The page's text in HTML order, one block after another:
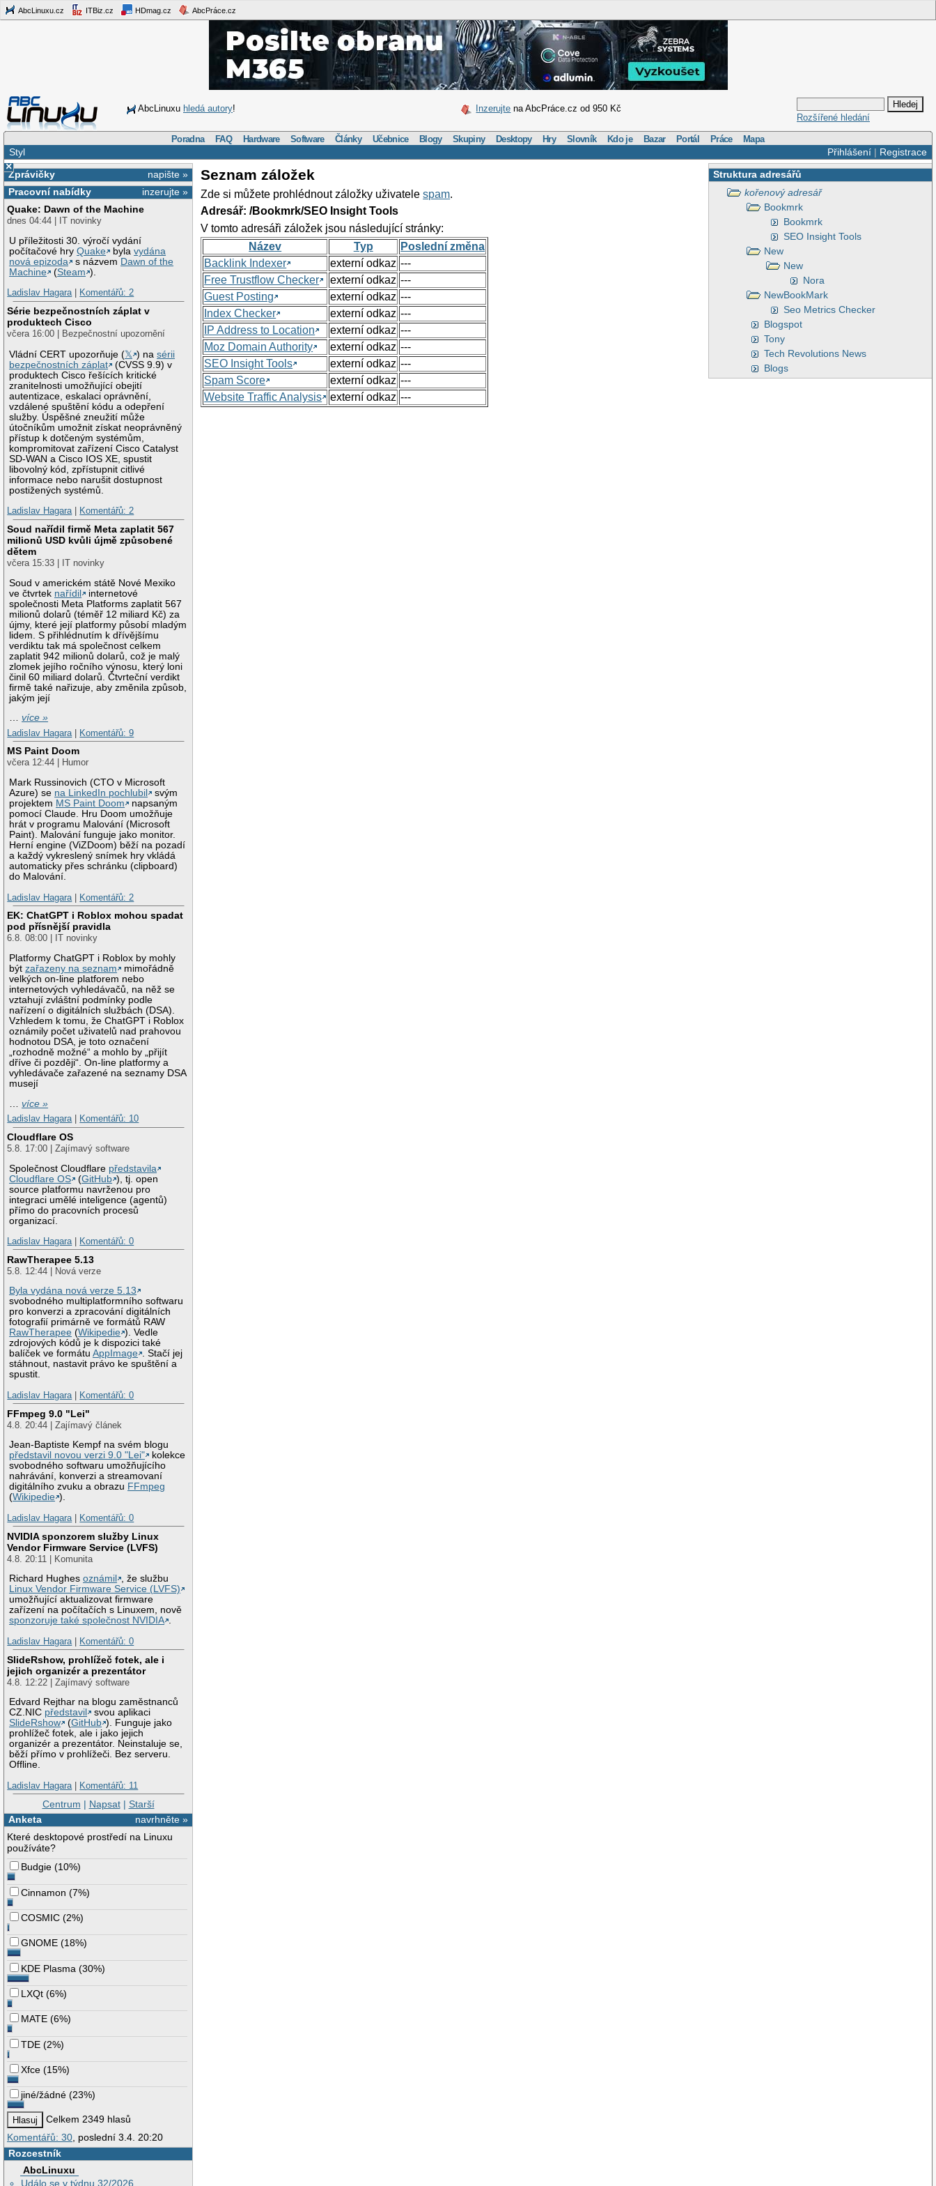
AbcLinuxu.cz ITBiz.cz HDmag.cz AbcPráce.cz
AbcLinuxu hledá autory! Inzerujte na AbcPráce.cz od 950 Kč
Rozšířené hledání
Poradna FAQ Hardware Software Články Učebnice Blogy Skupiny Desktopy Hry Slovník Kdo je Bazar Portál Práce Mapa
Přihlášení| Registrace
Styl
×
napište »
Zprávičky
inzerujte »
Pracovní nabídky
Quake: Dawn of the Machine
dnes 04:44 | IT novinky
U příležitosti 30. výročí vydání
počítačové hryQuake bylavydána
nová epizoda
s názvem Dawn of the
Machine
(Steam ).
Ladislav Hagara| Komentářů: 2
Série bezpečnostních záplat v
produktech Cisco
včera 16:00 | Bezpečnostní upozornění
Vládní CERT upozorňuje (𝕏 ) nasérii
bezpečnostních záplat
(CVSS 9.9) v
produktech Cisco řešících kritické
zranitelnosti umožňující obejití
autentizace, eskalaci oprávnění,
vzdálené spuštění kódu a odepření
služby. Úspěšné zneužití může
útočníkům umožnit získat neoprávněný
přístup k dotčeným systémům,
kompromitovat zařízení Cisco Catalyst
SD-WAN a Cisco IOS XE, spustit
libovolný kód, zpřístupnit citlivé
informace nebo narušit dostupnost
postižených systémů.
Ladislav Hagara| Komentářů: 2
Soud nařídil firmě Meta zaplatit 567
milionů USD kvůli újmě způsobené
dětem
včera 15:33 | IT novinky
Soud v americkém státě Nové Mexiko
ve čtvrtek nařídil
internetové
společnosti Meta Platforms zaplatit 567
milionů dolarů (téměř 12 miliard Kč) za
újmy, které její platformy působí mladým
lidem. S přihlédnutím k dřívějšímu
verdiktu tak má společnost celkem
zaplatit 942 milionů dolarů, což je malý
zlomek jejího ročního výnosu, který loni
činil 60 miliard dolarů. Čtvrteční verdikt
firmě také nařizuje, aby změnila způsob,
jakým její
…více »
Ladislav Hagara
Komentářů: 9
MS Paint Doom
včera 12:44 | Humor
Mark Russinovich (CTO v Microsoft
Azure) se na LinkedIn pochlubil
svým
projektem MS Paint Doom
napsaným
pomocí Claude. Hru Doom umožňuje
hrát v programu Malování (Microsoft
Paint). Malování funguje jako monitor.
Herní engine (ViZDoom) běží na pozadí
a každý vykreslený snímek hry vkládá
automaticky přes schránku (clipboard)
do Malování.
Ladislav Hagara
Komentářů: 2
EK: ChatGPT i Roblox mohou spadat
pod přísnější pravidla
6.8. 08:00 | IT novinky
Platformy ChatGPT i Roblox by mohly
býtzařazeny na seznam
mimořádně
velkých on-line platforem nebo
internetových vyhledávačů, na něž se
vztahují zvláštní podmínky podle
nařízení o digitálních službách (DSA).
Vzhledem k tomu, že ChatGPT i Roblox
oznámily počet uživatelů nad prahovou
hodnotou DSA, je toto označení
„rozhodně možné“ a mohlo by „přijít
dříve či později“. On-line platformy a
vyhledávače zařazené na seznamy DSA
musejí
…více »
Ladislav Hagara| Komentářů: 10
Cloudflare OS
5.8. 17:00 | Zajímavý software
Společnost Cloudflare představila
Cloudflare OS
(GitHub ), tj. open
source platformu navrženou pro
integraci umělé inteligence (agentů)
přímo do pracovních procesů
organizací.
Ladislav Hagara| Komentářů: 0
RawTherapee 5.13
5.8. 12:44 | Nová verze
Byla vydána nová verze 5.13
svobodného multiplatformního softwaru
pro konverzi a zpracování digitálních
fotografií primárně ve formátů RAW
RawTherapee (Wikipedie ). Vedle
zdrojových kódů je k dispozici také
balíček ve formátuAppImage . Stačí jej
stáhnout, nastavit právo ke spuštění a
spustit.
Ladislav Hagara| Komentářů: 0
FFmpeg 9.0 "Lei"
4.8. 20:44 | Zajímavý článek
Jean-Baptiste Kempf na svém blogu
představil novou verzi 9.0 "Lei"
kolekce
svobodného softwaru umožňujícího
nahrávání, konverzi a streamovaní
digitálního zvuku a obrazu FFmpeg
(Wikipedie ).
Ladislav Hagara| Komentářů: 0
NVIDIA sponzorem služby Linux
Vendor Firmware Service (LVFS)
4.8. 20:11 | Komunita
Richard Hughesoznámil
, že službu
Linux Vendor Firmware Service (LVFS)
umožňující aktualizovat firmware
zařízení na počítačích s Linuxem, nově
sponzoruje také společnost NVIDIA .
Ladislav Hagara| Komentářů: 0
SlideRshow, prohlížeč fotek, ale i
jejich organizér a prezentátor
4.8. 12:22 | Zajímavý software
Edvard Rejthar na blogu zaměstnanců
CZ.NIC představil
svou aplikaci
SlideRshow
(GitHub ). Funguje jako
prohlížeč fotek, ale i jako jejich
organizér a prezentátor. Neinstaluje se,
běží přímo v prohlížeči. Bez serveru.
Offline.
Ladislav Hagara| Komentářů: 11
Centrum | Napsat| Starší
navrhněte »
Anketa
Které desktopové prostředí na Linuxu
používáte?
Budgie (10%)
Cinnamon (7%)
COSMIC (2%)
GNOME (18%)
KDE Plasma (30%)
LXQt (6%)
MATE (6%)
TDE (2%)
Xfce (15%)
jiné/žádné (23%)
Celkem 2349 hlasů
Komentářů: 30 , poslední 3.4. 20:20
Rozcestník
AbcLinuxu
Událo se v týdnu 32/2026
Struktura adresářů
kořenový adresář
Bookmrk
Bookmrk
SEO Insight Tools
New
New
Nora
NewBookMark
Seo Metrics Checker
Blogspot
Tony
Tech Revolutions News
Blogs
Seznam záložek
Zde si můžete prohlédnout záložky uživatelespam.
Adresář: /Bookmrk/SEO Insight Tools
V tomto adresáři záložek jsou následující stránky:
Název
Typ
Poslední změna
Backlink Indexer
externí odkaz ---
Free Trustflow Checker
externí odkaz ---
Guest Posting
externí odkaz ---
Index Checker
externí odkaz ---
IP Address to Location
externí odkaz ---
Moz Domain Authority
externí odkaz ---
SEO Insight Tools
externí odkaz ---
Spam Score
externí odkaz ---
Website Traffic Analysis
externí odkaz ---